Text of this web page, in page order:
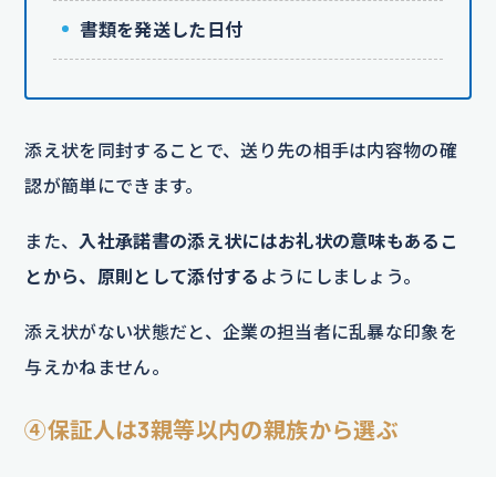
書類を発送した日付
添え状を同封することで、送り先の相手は内容物の確
認が簡単にできます。
また、 入社承諾書の添え状にはお礼状の意味もあるこ
とから、原則として添付する ようにしましょう。
添え状がない状態だと、企業の担当者に乱暴な印象を
与えかねません。
④保証人は3親等以内の親族から選ぶ